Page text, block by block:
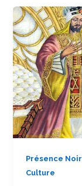
Présence
Culture